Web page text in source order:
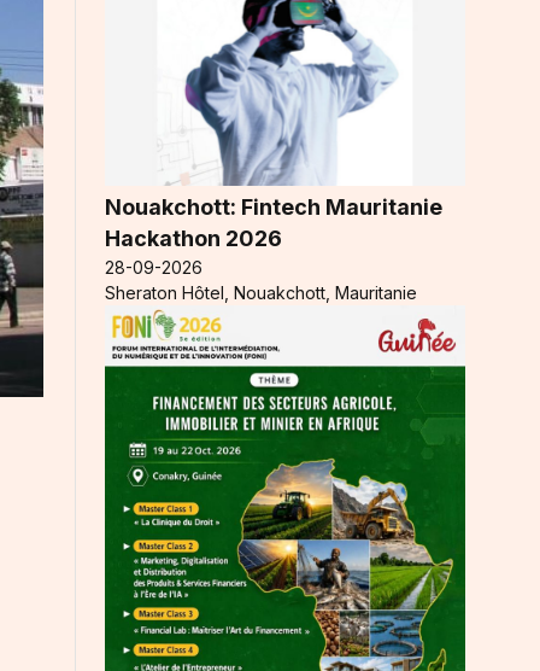
Nouakchott: Fintech Mauritanie
Hackathon 2026
28-09-2026
Sheraton Hôtel, Nouakchott, Mauritanie